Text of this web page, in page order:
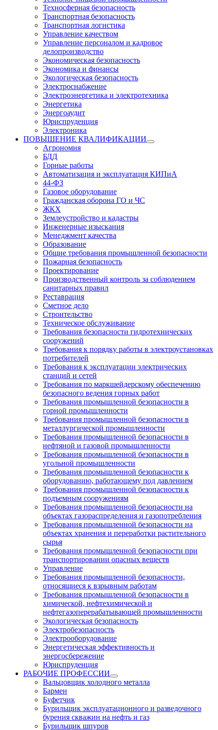
Техносферная безопасность
Транспортная безопасность
Транспортная логистика
Управление качеством
Управление персоналом и кадровое
делопроизводство
Экономическая безопасность
Экономика и финансы
Экологическая безопасность
Электроснабжение
Электроэнергетика и электротехника
Энергетика
Энергоаудит
Юриспруденция
Электроника
ПОВЫШЕНИЕ КВАЛИФИКАЦИИ
Агрономия
БДД
Горные работы
Автоматизация и эксплуатация КИПиА
44-ФЗ
Газовое оборудование
Гражданская оборона ГО и ЧС
ЖКХ
Землеустройство и кадастры
Инженерные изыскания
Менеджмент качества
Образование
Общие требования промышленной безопасности
Пожарная безопасность
Проектирование
Производственный контроль за соблюдением
санитарных правил
Реставрация
Сметное дело
Строительство
Техническое обслуживание
Требования безопасности гидротехнических
сооружений
Требования к порядку работы в электроустановках
потребителей
Требования к эксплуатации электрических
станций и сетей
Требования по маркшейдерскому обеспечению
безопасного ведения горных работ
Требования промышленной безопасности в
горной промышленности
Требования промышленной безопасности в
металлургической промышленности
Требования промышленной безопасности в
нефтяной и газовой промышленности
Требования промышленной безопасности в
угольной промышленности
Требования промышленной безопасности к
оборудованию, работающему под давлением
Требования промышленной безопасности к
подъемным сооружениям
Требования промышленной безопасности на
объектах газораспределения и газопотребления
Требования промышленной безопасности на
объектах хранения и переработки растительного
сырья
Требования промышленной безопасности при
транспортировании опасных веществ
Управление
Требования промышленной безопасности,
относящиеся к взрывным работам
Требования промышленной безопасности в
химической, нефтехимической и
нефтегазоперерабатывающей промышленности
Экологическая безопасность
Электробезопасность
Электрооборудование
Энергетическая эффективность и
энергосбережение
Юриспруденция
РАБОЧИЕ ПРОФЕССИИ
Вальцовщик холодного металла
Бармен
Буфетчик
Бурильщик эксплуатационного и разведочного
бурения скважин на нефть и газ
Бурильщик шпуров